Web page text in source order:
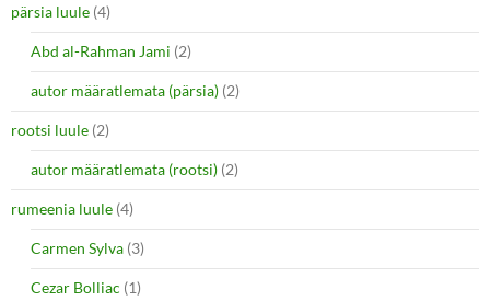
pärsia luule (4)
Abd al-Rahman Jami (2)
autor määratlemata (pärsia) (2)
rootsi luule (2)
autor määratlemata (rootsi) (2)
rumeenia luule (4)
Carmen Sylva (3)
Cezar Bolliac (1)